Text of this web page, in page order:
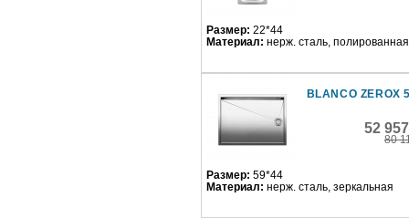
Размер: 22*44
Материал: нерж. сталь, полированная
BLANCO ZEROX
52
80
Размер: 59*44
Материал: нерж. сталь, зеркальная